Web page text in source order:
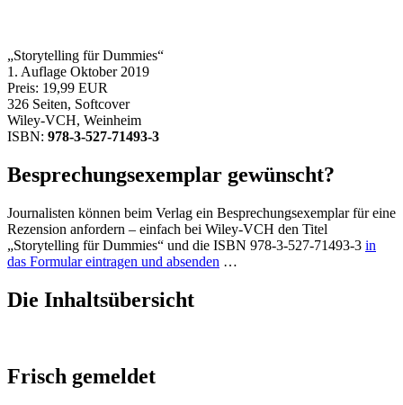
„Storytelling für Dummies“
1. Auflage Oktober 2019
Preis: 19,99 EUR
326 Seiten, Softcover
Wiley-VCH, Weinheim
ISBN: 978-3-527-71493-3
Besprechungsexemplar gewünscht?
Journalisten können beim Verlag ein Besprechungsexemplar für eine
Rezension anfordern – einfach bei Wiley-VCH den Titel
„Storytelling für Dummies“ und die ISBN 978-3-527-71493-3 in
das Formular eintragen und absenden …
Die Inhaltsübersicht
Frisch gemeldet